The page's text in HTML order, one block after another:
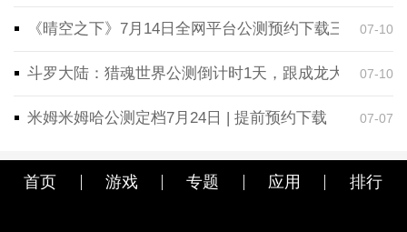
《晴空之下》7月14日全网平台公测预约下载三端同步
07-10
斗罗大陆：猎魂世界公测倒计时1天，跟成龙大哥一起
07-10
米姆米姆哈公测定档7月24日 | 提前预约下载 07-07
首页 游戏 专题 应用 排行